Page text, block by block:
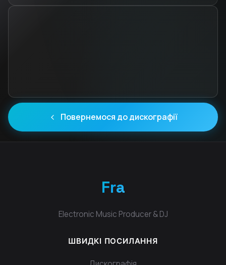
Повернемося до дискографії
Fra
Electronic Music Producer & DJ
ШВИДКІ ПОСИЛАННЯ